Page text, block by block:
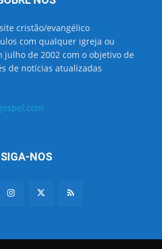
cristão/evangélico
com qualquer igreja ou
julho de 2002 com o objetivo de
de notícias atualizadas
SIGA-NOS